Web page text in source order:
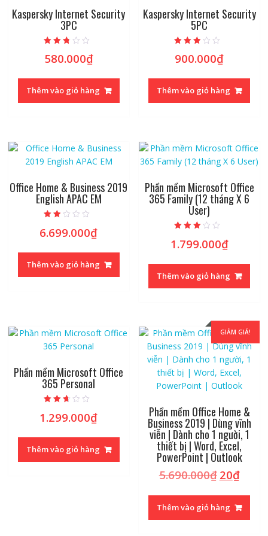
Kaspersky Internet Security
3PC
xếp
hạng
5 sao
580.000₫
Thêm vào giỏ hàng
Kaspersky Internet Security
5PC
xếp
hạng
5 sao
900.000₫
Thêm vào giỏ hàng
Office Home & Business 2019
English APAC EM
xếp
hạng
5
sao
6.699.000₫
Thêm vào giỏ hàng
Phần mềm Microsoft Office
365 Family (12 tháng X 6
User)
xếp
hạng
5 sao
1.799.000₫
Thêm vào giỏ hàng
Phần mềm Microsoft Office
365 Personal
xếp
hạng
5 sao
1.299.000₫
Thêm vào giỏ hàng
GIẢM GIÁ!
Phần mềm Office Home &
Business 2019 | Dùng vĩnh
viễn | Dành cho 1 người, 1
thiết bị | Word, Excel,
PowerPoint | Outlook
5.690.000₫ Giá
20₫Giá
là:
Thêm vào giỏ hàng